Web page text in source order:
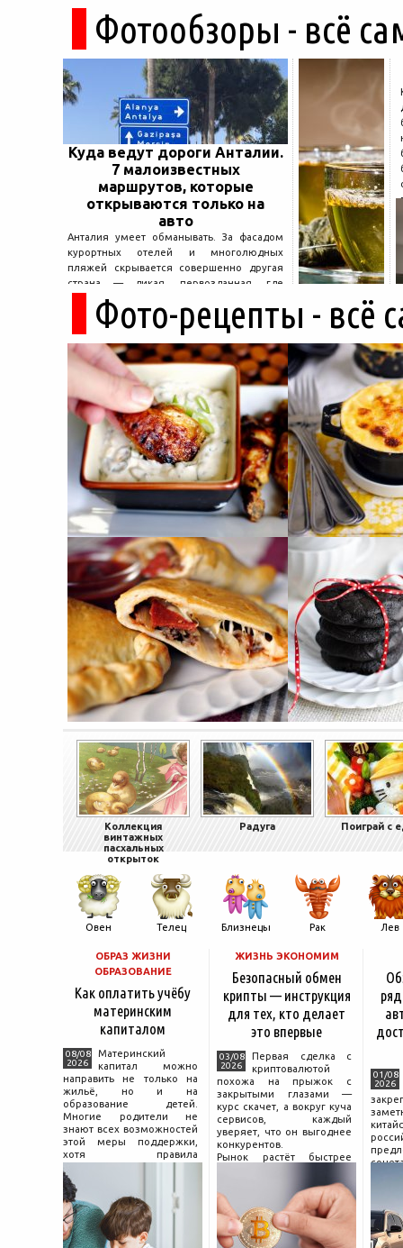
Фотообзоры - всё
Куда ведут дороги Анталии.
7 малоизвестных
маршрутов, которые
открываются только на
авто
Анталия умеет обманывать. За фасадом
курортных отелей и многолюдных
пляжей скрывается совершенно другая
страна — дикая, первозданная, где
древние руины дремлют в тени кедров, а
горные дороги ведут к местам, о которых
не расскажет ни один автобусный гид....
Фото-рецепты - всё
Коллекция
винтажных
пасхальных
открыток
Радуга Поиграй с
Овен Телец Близнецы Рак Лев
ОБРАЗ ЖИЗНИ
ОБРАЗОВАНИЕ
Как оплатить учёбу
материнским
капиталом
08/08
2026
Материнский
капитал можно
направить не только на
жильё, но и на
образование детей.
Многие родители не
знают всех возможностей
этой меры поддержки,
хотя правила
учёбу довольно понятны,
если разобраться в них
заранее и подготовить
ЖИЗНЬ ЭКОНОМИМ
Безопасный обмен
крипты — инструкция
для тех, кто делает
это впервые
03/08
2026
Первая сделка с
криптовалютой
похожа на прыжок с
закрытыми глазами —
курс скачет, а вокруг куча
сервисов, каждый
уверяет, что он выгоднее
конкурентов.
Рынок растёт быстрее
поведения на нём.
Петербургские
криптообменники,
московские
01/08
2026